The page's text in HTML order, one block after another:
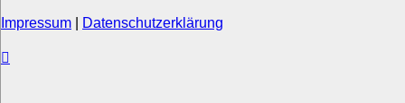
Impressum Datenschutzerklärung